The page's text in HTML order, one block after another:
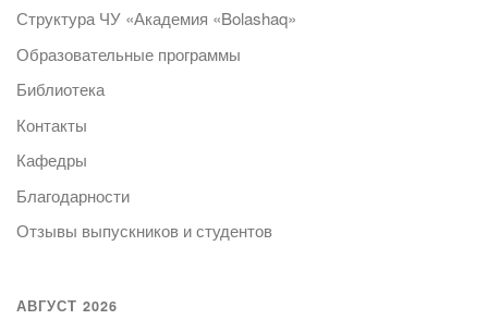
Структура ЧУ «Академия «Bolashaq»
Образовательные программы
Библиотека
Контакты
Кафедры
Благодарности
Отзывы выпускников и студентов
АВГУСТ 2026